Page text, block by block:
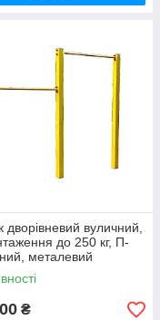
дворівневий вуличний,
до 250 кг, П-
металевий
₴